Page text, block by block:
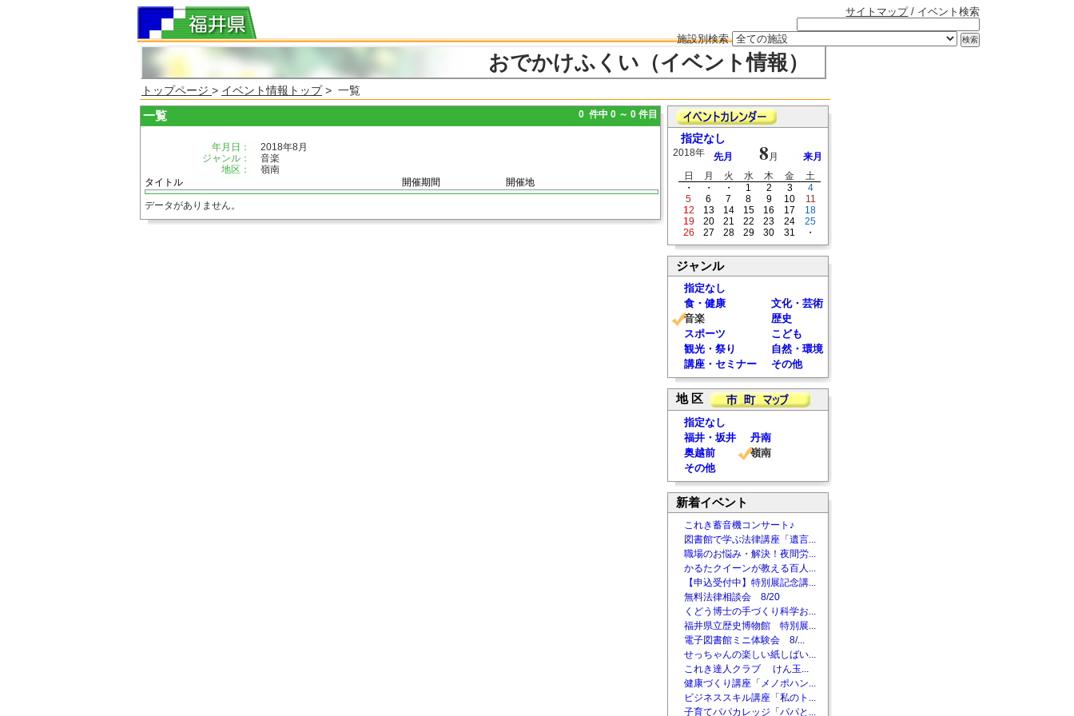
サイトマップ/ イベント検索
施設別検索
おでかけふくい（イベント情報）
トップページ > イベント情報トップ> 一覧
一覧 0 件中 0 ～ 0 件目
年月日：
2018年8月
ジャンル：
音楽
地区：
嶺南
タイトル
開催期間 開催地
データがありません。
指定なし
2018年 先月 8 月
来月
日
月 火 水 木 金
土
・
・ ・ 1 2 3
4
5
6 7 8 9 10
11
12
13 14 15 16 17
18
19
20 21 22 23 24
25
26
27 28 29 30 31 ・
ジャンル
指定なし
食・健康
文化・芸術
音楽
歴史
スポーツ
こども
観光・祭り
自然・環境
講座・セミナー
その他
地 区
指定なし
福井・坂井
丹南
奥越前
嶺南
その他
新着イベント
これき蓄音機コンサート♪
図書館で学ぶ法律講座「遺言...
職場のお悩み・解決！夜間労...
かるたクイーンが教える百人...
【申込受付中】特別展記念講...
無料法律相談会 8/20
くどう博士の手づくり科学お...
福井県立歴史博物館 特別展...
電子図書館ミニ体験会 8/...
せっちゃんの楽しい紙しばい...
これき達人クラブ けん玉...
健康づくり講座「メノポハン...
ビジネススキル講座「私のト...
子育てパパカレッジ「パパと...